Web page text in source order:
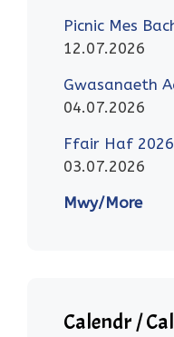
Picnic Mes
12.07.2026
Gwasanaeth
04.07.2026
Ffair Haf
03.07.2026
Mwy/More
Calendr /